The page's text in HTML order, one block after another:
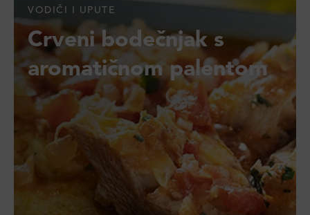
VODIČI I UPUTE
Crveni bodečnjak s
aromatičnom palentom